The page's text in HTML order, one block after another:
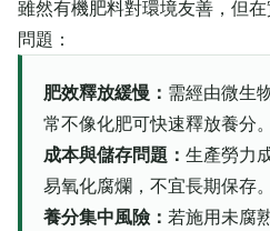
雖然有機肥料對環境友善，但
問題：
肥效釋放緩慢： 需經由微生
常不像化肥可快速釋放養分。
成本與儲存問題：生產勞力
易氧化腐爛，不宜長期保存。
養分集中風險：若施用未腐